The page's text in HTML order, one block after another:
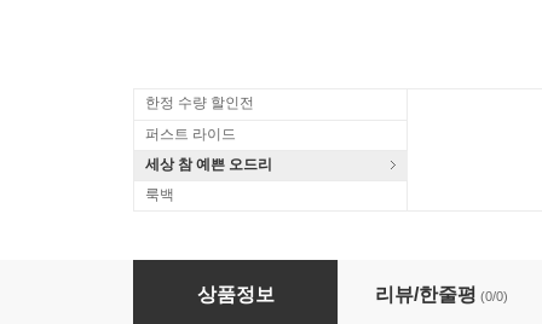
한정 수량 할인전
퍼스트 라이드
세상 참 예쁜 오드리
룩백
Simon Trpceski 모차르트 / 베토벤 / 브람스:
상품정보 리뷰/한줄평 (0/0)